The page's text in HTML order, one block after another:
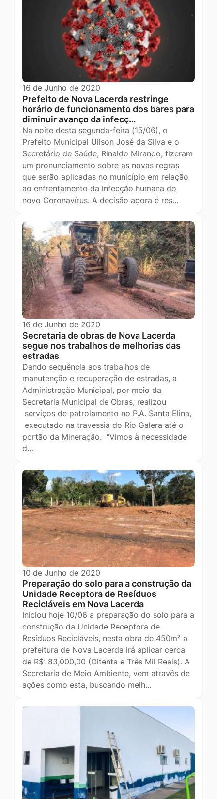
16 de Junho de 2020
Prefeito de Nova Lacerda restringe
horário de funcionamento dos bares para
diminuir avanço da infecç…
Na noite desta segunda-feira (15/06), o
Prefeito Municipal Uilson José da Silva e o
Secretário de Saúde, Rinaldo Mirando, fizeram
um pronunciamento sobre as novas regras
que serão aplicadas no município em relação
ao enfrentamento da infecção humana do
novo Coronavírus. A decisão agora é res…
16 de Junho de 2020
Secretaria de obras de Nova Lacerda
segue nos trabalhos de melhorias das
estradas
Dando sequência aos trabalhos de
manutenção e recuperação de estradas, a
Administração Municipal, por meio da
Secretaria Municipal de Obras, realizou
serviços de patrolamento no P.A. Santa Elina,
executado na travessia do Rio Galera até o
portão da Mineração. “Vimos à necessidade
d…
10 de Junho de 2020
Preparação do solo para a construção da
Unidade Receptora de Resíduos
Recicláveis em Nova Lacerda
Iniciou hoje 10/06 a preparação do solo para a
construção da Unidade Receptora de
Resíduos Recicláveis, nesta obra de 450m² a
prefeitura de Nova Lacerda irá aplicar cerca
de R$: 83,000,00 (Oitenta e Três Mil Reais). A
Secretaria de Meio Ambiente, vem através de
ações como esta, buscando melh…